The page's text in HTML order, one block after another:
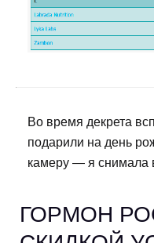
Во время декрета
подарили на день
камеру — я снимала
ГОРМОН